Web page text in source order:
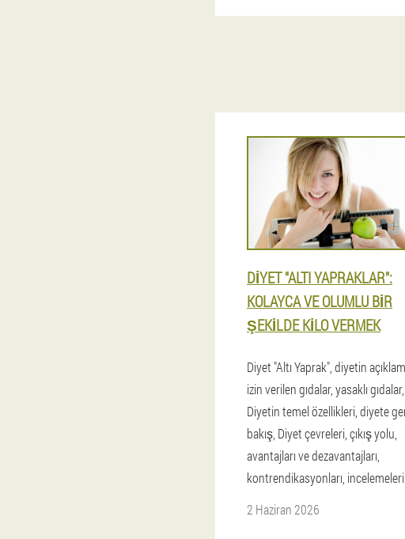
DIYET "ALTI YAPRAKLAR":
KOLAYCA VE OLUMLU BIR
ŞEKILDE KILO VERMEK
Diyet "Altı Yaprak", diyetin
izin verilen gıdalar, yasaklı gıdalar,
Diyetin temel özellikleri, diyete
bakış, Diyet çevreleri, çıkış yolu,
avantajları ve dezavantajları,
kontrendikasyonları, incelemeleri.
2 Haziran 2026